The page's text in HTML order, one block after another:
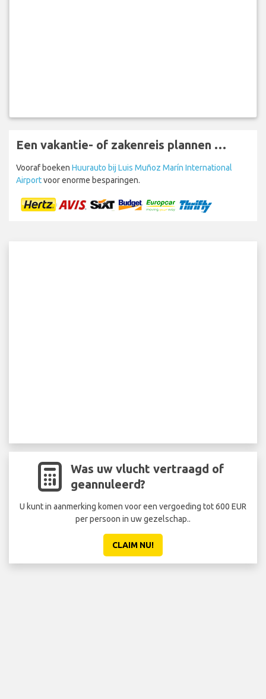
Een vakantie- of zakenreis plannen …
Vooraf boeken Huurauto bij Luis Muñoz Marín International
Airportvoor enorme besparingen.
Was uw vlucht vertraagd of
geannuleerd?
U kunt in aanmerking komen voor een vergoeding tot 600 EUR
per persoon in uw gezelschap..
CLAIM NU!